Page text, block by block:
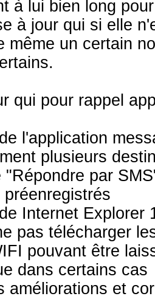
à lui bien long
à jour qui si elle
même un certain
qui pour rappel
l'application
plusieurs
"Répondre par
Internet Explorer
pas télécharger
pouvant être
dans certains cas
améliorations et